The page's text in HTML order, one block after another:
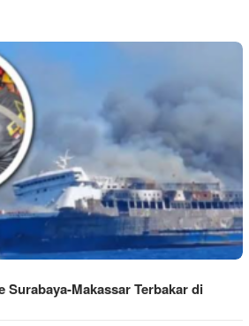
Surabaya-Makassar Terbakar di